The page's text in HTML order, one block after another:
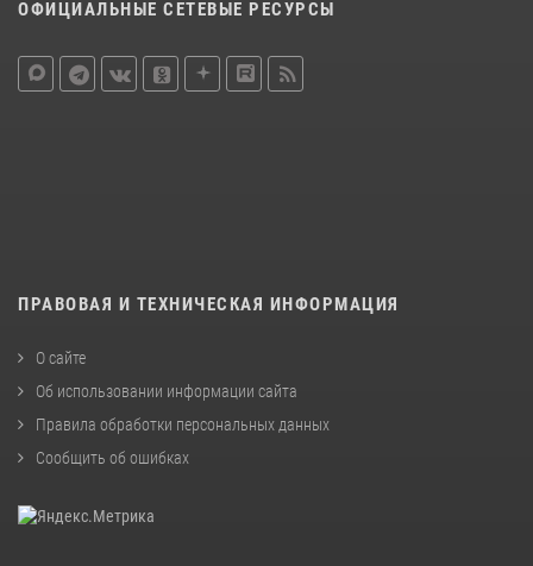
ОФИЦИАЛЬНЫЕ СЕТЕВЫЕ РЕСУРСЫ
ПРАВОВАЯ И ТЕХНИЧЕСКАЯ ИНФОРМАЦИЯ
О сайте
Об использовании информации сайта
Правила обработки персональных данных
Сообщить об ошибках